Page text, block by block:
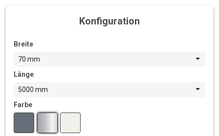
Konfiguration
Breite
70 mm
Länge
5000 mm
Farbe